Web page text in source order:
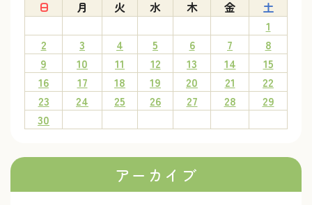
日
月 火 水 木 金
土
1
2
3 4 5 6 7
8
9
10 11 12 13 14
15
16
17 18 19 20 21
22
23
24 25 26 27 28
29
30
アーカイブ